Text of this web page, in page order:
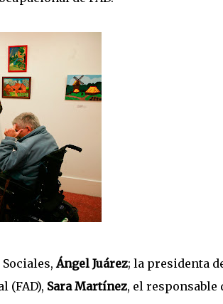
Ángel Juárez; la presidenta
(FAD), Sara Martínez, el responsable